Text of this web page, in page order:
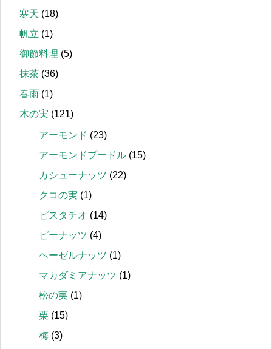
寒天 (18)
帆立 (1)
御節料理 (5)
抹茶 (36)
春雨 (1)
木の実 (121)
アーモンド (23)
アーモンドプードル (15)
カシューナッツ (22)
クコの実 (1)
ピスタチオ (14)
ピーナッツ (4)
ヘーゼルナッツ (1)
マカダミアナッツ (1)
松の実 (1)
栗 (15)
梅 (3)